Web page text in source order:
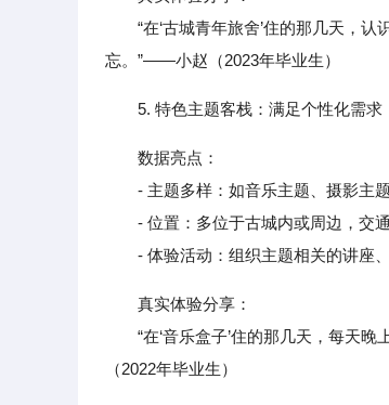
“在‘古城青年旅舍’住的那几天，认
忘。”——小赵（2023年毕业生）
5. 特色主题客栈：满足个性化需求
数据亮点：
- 主题多样：如音乐主题、摄影主题
- 位置：多位于古城内或周边，交通
- 体验活动：组织主题相关的讲座、
真实体验分享：
“在‘音乐盒子’住的那几天，每天晚
（2022年毕业生）